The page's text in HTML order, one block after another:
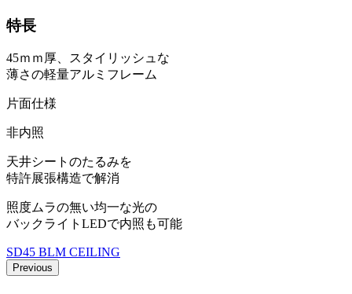
特長
45ｍｍ厚、スタイリッシュな
薄さの軽量アルミフレーム
片面仕様
非内照
天井シートのたるみを
特許展張構造で解消
照度ムラの無い均一な光の
バックライトLEDで内照も可能
SD45 BLM CEILING
Previous